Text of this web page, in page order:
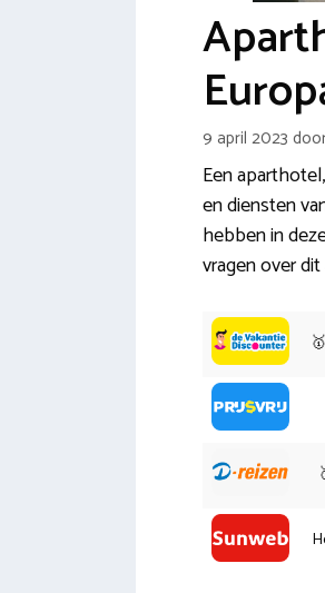
9 april 2023
Een
en diensten
hebben in
vragen over
🥇